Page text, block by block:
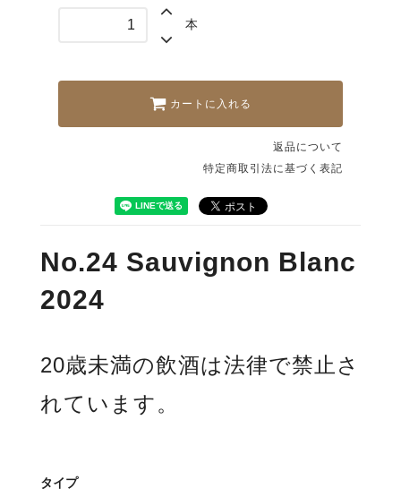
本
カートに入れる
返品について
特定商取引法に基づく表記
No.24 Sauvignon Blanc
2024
20歳未満の飲酒は法律で禁止さ
れています。
タイプ